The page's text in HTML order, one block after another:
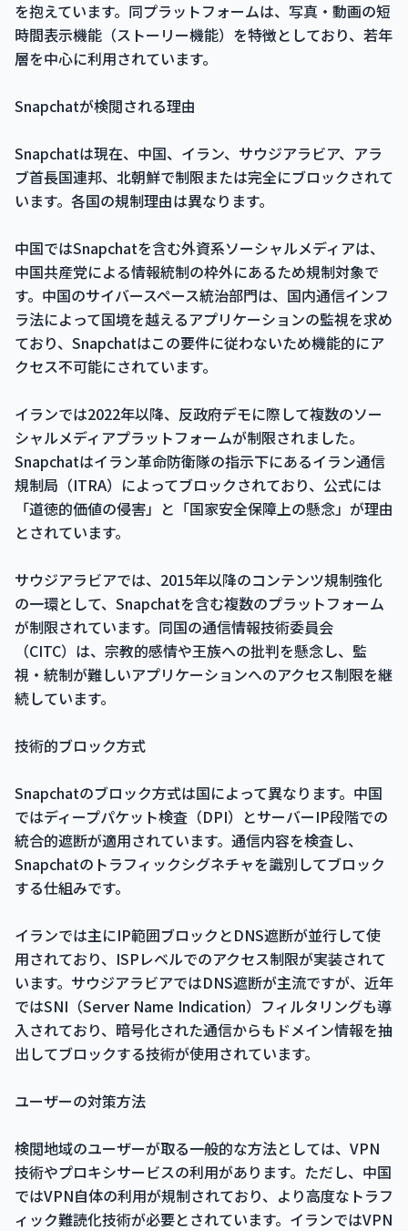
を抱えています。同プラットフォームは、写真・動画の短
時間表示機能（ストーリー機能）を特徴としており、若年
層を中心に利用されています。
Snapchatが検閲される理由
Snapchatは現在、中国、イラン、サウジアラビア、アラ
ブ首長国連邦、北朝鮮で制限または完全にブロックされて
います。各国の規制理由は異なります。
中国ではSnapchatを含む外資系ソーシャルメディアは、
中国共産党による情報統制の枠外にあるため規制対象で
す。中国のサイバースペース統治部門は、国内通信インフ
ラ法によって国境を越えるアプリケーションの監視を求め
ており、Snapchatはこの要件に従わないため機能的にア
クセス不可能にされています。
イランでは2022年以降、反政府デモに際して複数のソー
シャルメディアプラットフォームが制限されました。
Snapchatはイラン革命防衛隊の指示下にあるイラン通信
規制局（ITRA）によってブロックされており、公式には
「道徳的価値の侵害」と「国家安全保障上の懸念」が理由
とされています。
サウジアラビアでは、2015年以降のコンテンツ規制強化
の一環として、Snapchatを含む複数のプラットフォーム
が制限されています。同国の通信情報技術委員会
（CITC）は、宗教的感情や王族への批判を懸念し、監
視・統制が難しいアプリケーションへのアクセス制限を継
続しています。
技術的ブロック方式
Snapchatのブロック方式は国によって異なります。中国
ではディープパケット検査（DPI）とサーバーIP段階での
統合的遮断が適用されています。通信内容を検査し、
Snapchatのトラフィックシグネチャを識別してブロック
する仕組みです。
イランでは主にIP範囲ブロックとDNS遮断が並行して使
用されており、ISPレベルでのアクセス制限が実装されて
います。サウジアラビアではDNS遮断が主流ですが、近年
ではSNI（Server Name Indication）フィルタリングも導
入されており、暗号化された通信からもドメイン情報を抽
出してブロックする技術が使用されています。
ユーザーの対策方法
検閲地域のユーザーが取る一般的な方法としては、VPN
技術やプロキシサービスの利用があります。ただし、中国
ではVPN自体の利用が規制されており、より高度なトラフ
ィック難読化技術が必要とされています。イランではVPN